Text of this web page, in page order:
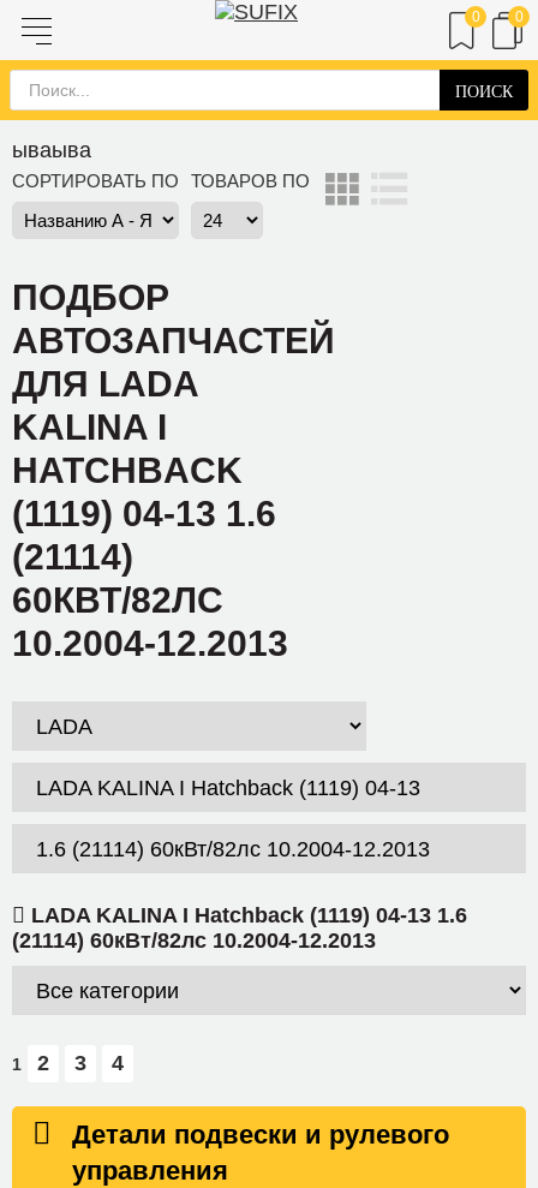
ПОИСК
0 0
ываыва
СОРТИРОВАТЬ ПО ТОВАРОВ ПО
ПОДБОР
АВТОЗАПЧАСТЕЙ
ДЛЯ LADA
KALINA I
HATCHBACK
(1119) 04-13 1.6
(21114)
60КВТ/82ЛС
10.2004-12.2013
LADA KALINA I Hatchback (1119) 04-13 1.6
(21114) 60кВт/82лс 10.2004-12.2013
1 2 3 4
Детали подвески и рулевого
управления